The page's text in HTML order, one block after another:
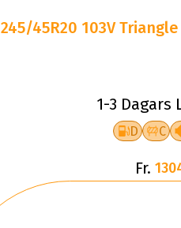
245/45R20 103V
1-3 Dagars
D C
Fr.